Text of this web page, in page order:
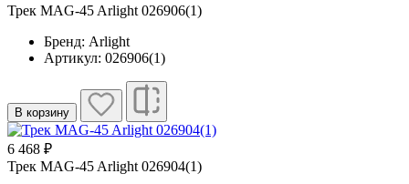
Трек MAG-45 Arlight 026906(1)
Бренд: Arlight
Артикул: 026906(1)
В корзину
6 468 ₽
Трек MAG-45 Arlight 026904(1)